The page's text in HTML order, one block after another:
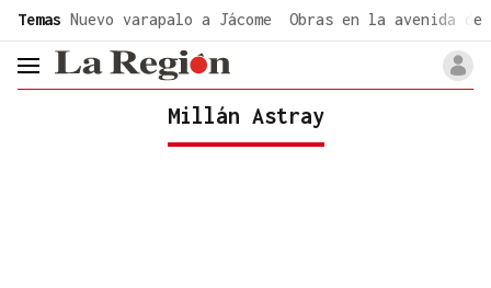
Temas Nuevo varapalo a Jácome Obras en la avenida de
header.menu.open
Millán Astray